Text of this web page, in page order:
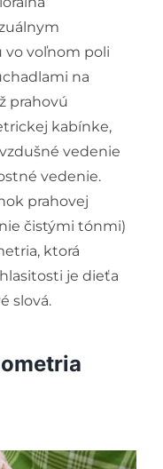
vo voľnom poli
na
prahovú
kabínke,
vedenie
vedenie.
prahovej
čistými tónmi)
ktorá
je dieťa
slová.